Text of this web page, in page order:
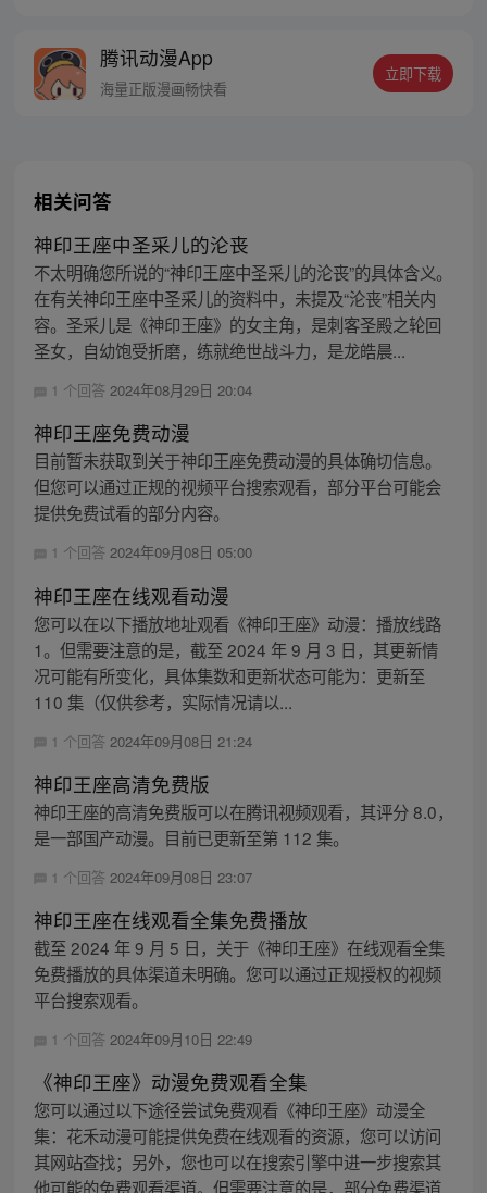
着骑士最高荣耀的神印王座？
腾讯动漫App
海量正版漫画畅快看
立即下载
相关问答
神印王座中圣采儿的沦丧
不太明确您所说的“神印王座中圣采儿的沦丧”的具体含义。
在有关神印王座中圣采儿的资料中，未提及“沦丧”相关内
容。圣采儿是《神印王座》的女主角，是刺客圣殿之轮回
圣女，自幼饱受折磨，练就绝世战斗力，是龙皓晨...
1 个回答 2024年08月29日 20:04
神印王座免费动漫
目前暂未获取到关于神印王座免费动漫的具体确切信息。
但您可以通过正规的视频平台搜索观看，部分平台可能会
提供免费试看的部分内容。
1 个回答 2024年09月08日 05:00
神印王座在线观看动漫
您可以在以下播放地址观看《神印王座》动漫：播放线路
1。但需要注意的是，截至 2024 年 9 月 3 日，其更新情
况可能有所变化，具体集数和更新状态可能为：更新至
110 集（仅供参考，实际情况请以...
1 个回答 2024年09月08日 21:24
神印王座高清免费版
神印王座的高清免费版可以在腾讯视频观看，其评分 8.0，
是一部国产动漫。目前已更新至第 112 集。
1 个回答 2024年09月08日 23:07
神印王座在线观看全集免费播放
截至 2024 年 9 月 5 日，关于《神印王座》在线观看全集
免费播放的具体渠道未明确。您可以通过正规授权的视频
平台搜索观看。
1 个回答 2024年09月10日 22:49
《神印王座》动漫免费观看全集
您可以通过以下途径尝试免费观看《神印王座》动漫全
集：花禾动漫可能提供免费在线观看的资源，您可以访问
其网站查找；另外，您也可以在搜索引擎中进一步搜索其
他可能的免费观看渠道。但需要注意的是，部分免费渠道